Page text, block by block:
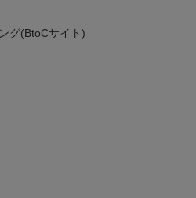
グ(BtoCサイト)